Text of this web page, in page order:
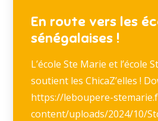
En route vers les
sénégalaises !
L’école Ste Marie et l’école
soutient les ChicaZ’elles !
https://leboupere-
content/uploads/2024/10/